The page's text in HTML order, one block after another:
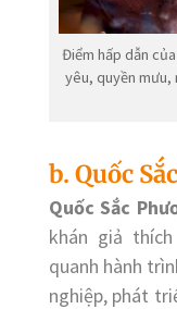
Điểm hấp dẫn
yêu, quyền mưu,
b. Quốc
Quốc Sắc
khán giả
quanh hành
nghiệp, phát